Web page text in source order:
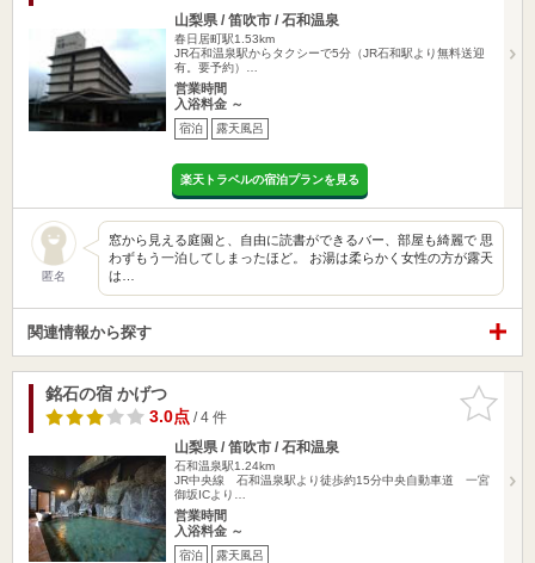
山梨県 / 笛吹市 / 石和温泉
春日居町駅1.53km
JR石和温泉駅からタクシーで5分（JR石和駅より無料送迎
有。要予約）…
営業時間
入浴料金 ～
宿泊 露天風呂
楽天トラベルの宿泊プランを見る
匿名
窓から見える庭園と、自由に読書ができるバー、部屋も綺麗で 思
わずもう一泊してしまったほど。 お湯は柔らかく女性の方が露天
は…
関連情報から探す
お気に入
りに追加
銘石の宿 かげつ
3.0点/ 4 件
山梨県 / 笛吹市 / 石和温泉
石和温泉駅1.24km
JR中央線 石和温泉駅より徒歩約15分中央自動車道 一宮
御坂ICより…
営業時間
入浴料金 ～
宿泊 露天風呂